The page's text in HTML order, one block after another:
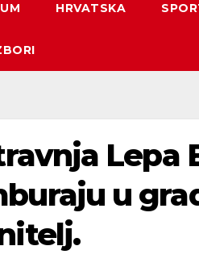
HRVATSKA
Lepa
u